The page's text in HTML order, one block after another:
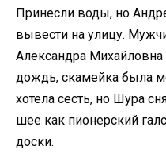
Принесли воды, но
вывести на улицу.
Александра
дождь, скамейка была
хотела сесть, но Шура
шее как пионерский
доски.